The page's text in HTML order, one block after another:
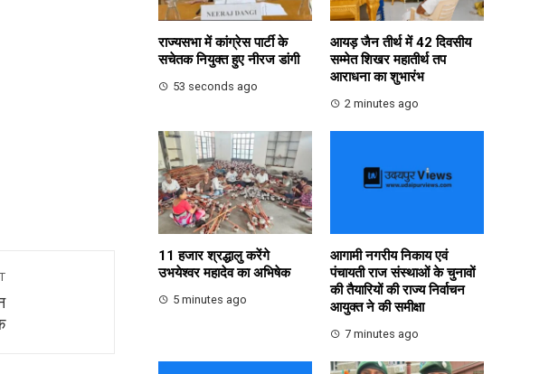
राज्यसभा में कांग्रेस पार्टी के
सचेतक नियुक्त हुए नीरज डांगी
53 seconds ago
आयड़ जैन तीर्थ में 42 दिवसीय
सम्मेत शिखर महातीर्थ तप
आराधना का शुभारंभ
2 minutes ago
11 हजार श्रद्धालु करेंगे
उभयेश्वर महादेव का अभिषेक
5 minutes ago
आगामी नगरीय निकाय एवं
पंचायती राज संस्थाओं के चुनावों
की तैयारियों की राज्य निर्वाचन
आयुक्त ने की समीक्षा
7 minutes ago